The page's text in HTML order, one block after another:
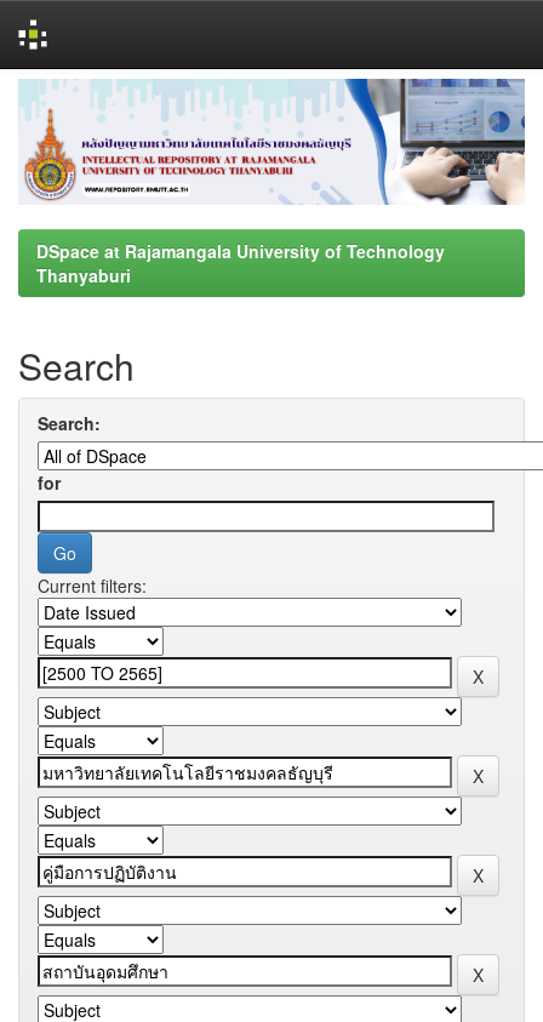
navigation
DSpace at Rajamangala University of Technology
Thanyaburi
Search
Search:
for
Current filters: